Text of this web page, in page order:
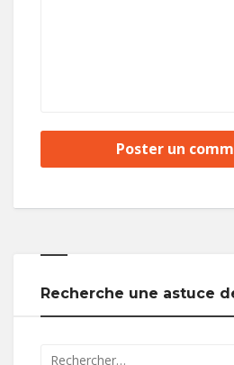
Recherche une astuce